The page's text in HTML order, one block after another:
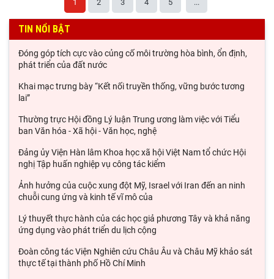
1 2 3 4 5 ...
TIN NỔI BẬT
Đóng góp tích cực vào củng cố môi trường hòa bình, ổn định,
phát triển của đất nước
Khai mạc trưng bày “Kết nối truyền thống, vững bước tương
lai”
Thường trực Hội đồng Lý luận Trung ương làm việc với Tiểu
ban Văn hóa - Xã hội - Văn học, nghệ
Đảng ủy Viện Hàn lâm Khoa học xã hội Việt Nam tổ chức Hội
nghị Tập huấn nghiệp vụ công tác kiểm
Ảnh hưởng của cuộc xung đột Mỹ, Israel với Iran đến an ninh
chuỗi cung ứng và kinh tế vĩ mô của
Lý thuyết thực hành của các học giả phương Tây và khả năng
ứng dụng vào phát triển du lịch cộng
Đoàn công tác Viện Nghiên cứu Châu Âu và Châu Mỹ khảo sát
thực tế tại thành phố Hồ Chí Minh